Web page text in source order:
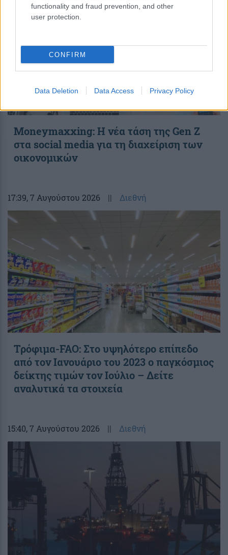
functionality and fraud prevention, and other
user protection.
CONFIRM
Data Deletion Data Access Privacy Policy
Moneymaxxing: Η νέα τάση της Gen Z
στα social media για τη διαχείριση των
οικονομικών
17:39, 7 Αυγούστου 2026 || Διεθνή
Τρόφιμα-FAO: Στο υψηλότερο επίπεδο
από τον Ιανουάριο του 2023 o παγκόσμιος
δείκτης τιμών τον Ιούλιο – Δείτε
αναλυτικά τα στοιχεία
15:40, 7 Αυγούστου 2026 || Διεθνή